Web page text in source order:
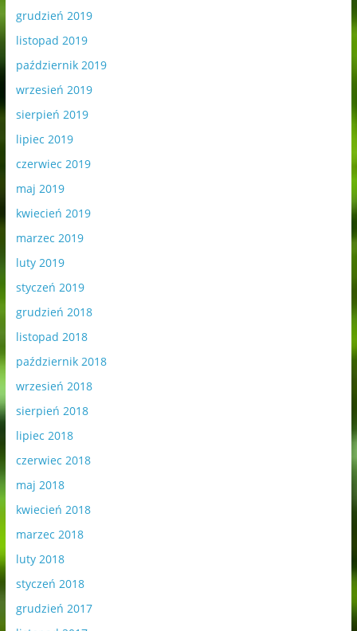
grudzień 2019
listopad 2019
październik 2019
wrzesień 2019
sierpień 2019
lipiec 2019
czerwiec 2019
maj 2019
kwiecień 2019
marzec 2019
luty 2019
styczeń 2019
grudzień 2018
listopad 2018
październik 2018
wrzesień 2018
sierpień 2018
lipiec 2018
czerwiec 2018
maj 2018
kwiecień 2018
marzec 2018
luty 2018
styczeń 2018
grudzień 2017